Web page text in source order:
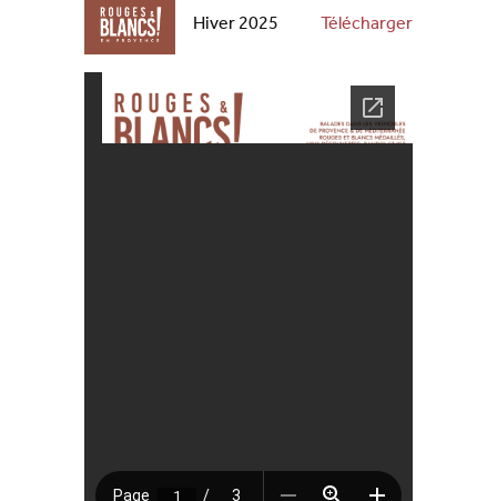
Hiver 2025 Télécharger